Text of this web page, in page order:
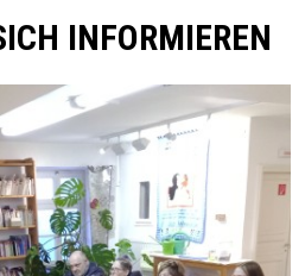
INFORMIEREN